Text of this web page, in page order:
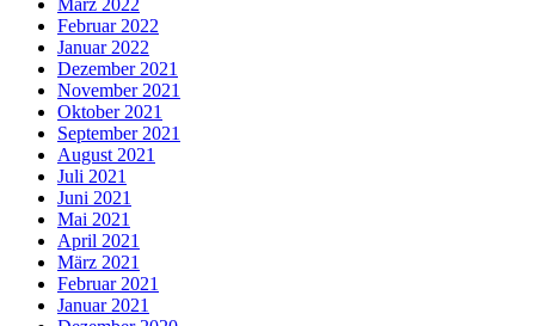
März 2022
Februar 2022
Januar 2022
Dezember 2021
November 2021
Oktober 2021
September 2021
August 2021
Juli 2021
Juni 2021
Mai 2021
April 2021
März 2021
Februar 2021
Januar 2021